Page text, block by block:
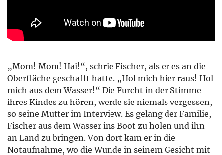
„Mom! Mom! Hai!“, schrie Fischer, als er es an die
Oberfläche geschafft hatte. „Hol mich hier raus! Hol
mich aus dem Wasser!“ Die Furcht in der Stimme
ihres Kindes zu hören, werde sie niemals vergessen,
so seine Mutter im Interview. Es gelang der Familie,
Fischer aus dem Wasser ins Boot zu holen und ihn
an Land zu bringen. Von dort kam er in die
Notaufnahme, wo die Wunde in seinem Gesicht mit